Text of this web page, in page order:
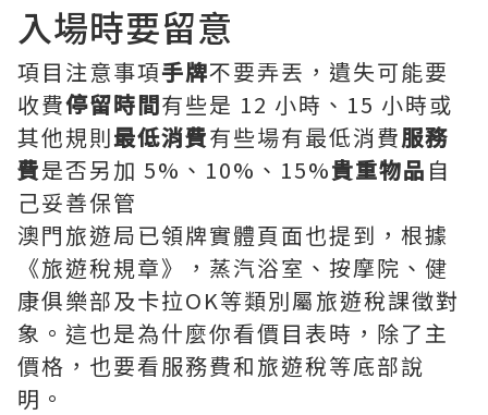
入場時要留意
項目注意事項手牌不要弄丟，遺失可能要
收費停留時間有些是 12 小時、15 小時或
其他規則最低消費有些場有最低消費服務
費是否另加 5%、10%、15%貴重物品 自
己妥善保管
澳門旅遊局已領牌實體頁面也提到，根據
《旅遊稅規章》，蒸汽浴室、按摩院、健
康俱樂部及卡拉OK等類別屬旅遊稅課徵對
象。這也是為什麼你看價目表時，除了主
價格，也要看服務費和旅遊稅等底部說
明。